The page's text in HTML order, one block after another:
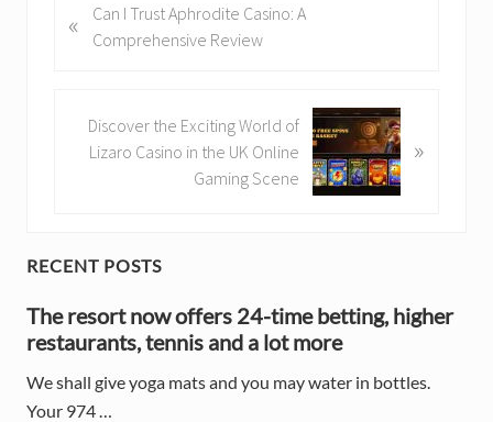
r
s
«
Can I Trust Aphrodite Casino: A
Comprehensive Review
s
Discover the Exciting World of
Lizaro Casino in the UK Online
Gaming Scene
»
P
r
i
m
RECENT POSTS
The resort now offers 24-time betting, higher
restaurants, tennis and a lot more
We shall give yoga mats and you may water in bottles.
Your 974 …